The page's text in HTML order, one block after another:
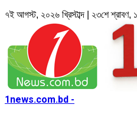
৭ই আগস্ট, ২০২৬ খ্রিস্টাব্দ | ২৩শে শ্রাবণ,
1news.com.bd -